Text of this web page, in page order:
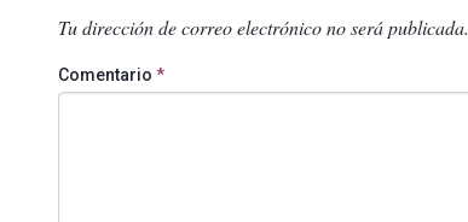
Tu dirección de correo electrónico no será publicada.
Comentario *